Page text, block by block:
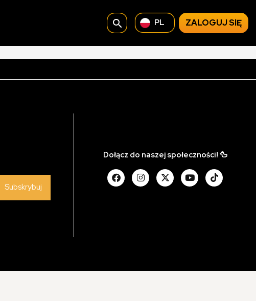
search PL ZALOGUJ SIĘ
Subskrybuj
Dołącz do naszej społeczności! 🦆